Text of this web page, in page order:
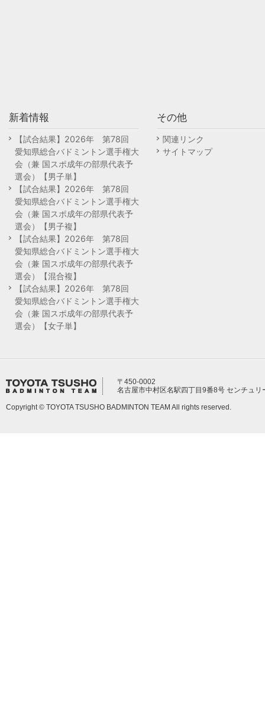
新着情報
【試合結果】2026年 第78回
愛知県総合バドミントン選手権大
会（兼 国スポ成年の部県代表予
選会）【男子単】
【試合結果】2026年 第78回
愛知県総合バドミントン選手権大
会（兼 国スポ成年の部県代表予
選会）【男子複】
【試合結果】2026年 第78回
愛知県総合バドミントン選手権大
会（兼 国スポ成年の部県代表予
選会）【混合複】
【試合結果】2026年 第78回
愛知県総合バドミントン選手権大
会（兼 国スポ成年の部県代表予
選会）【女子単】
その他
関連リンク
サイトマップ
〒450-0002
名古屋市中村区名駅四丁目9番8号 センチュリ
Copyright © TOYOTA TSUSHO BADMINTON TEAM All rights reserved.